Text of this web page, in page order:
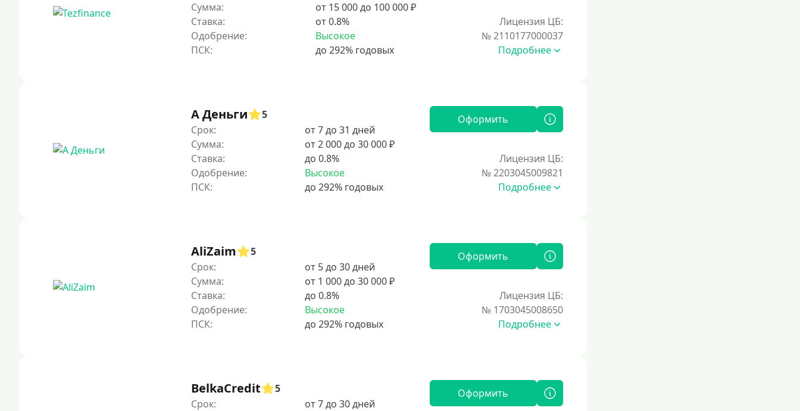
Сумма:
от 15 000 до 100 000 ₽
Ставка:
от 0.8%
Одобрение:
Высокое
Лицензия ЦБ:
№ 2110177000037
Подробнее
А Деньги
5
Срок:
от 7 до 31 дней
Сумма:
от 2 000 до 30 000 ₽
Ставка:
до 0.8%
Одобрение:
Высокое
Оформить
Лицензия ЦБ:
№ 2203045009821
Подробнее
AliZaim
5
Срок:
от 5 до 30 дней
Сумма:
от 1 000 до 30 000 ₽
Ставка:
до 0.8%
Одобрение:
Высокое
Оформить
Лицензия ЦБ:
№ 1703045008650
Подробнее
BelkaCredit
5
Срок:
от 7 до 30 дней
Оформить